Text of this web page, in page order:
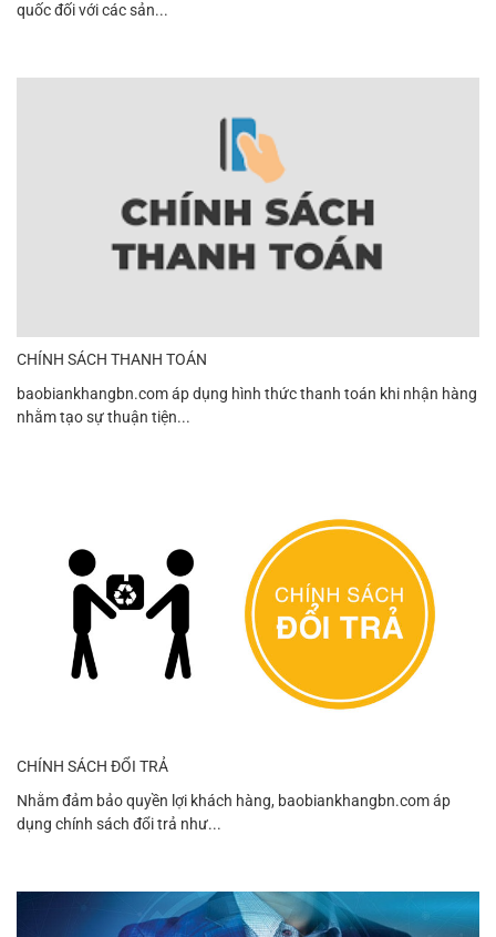
quốc đối với các sản...
CHÍNH SÁCH THANH TOÁN
baobiankhangbn.com áp dụng hình thức thanh toán khi nhận hàng
nhằm tạo sự thuận tiện...
CHÍNH SÁCH ĐỔI TRẢ
Nhằm đảm bảo quyền lợi khách hàng, baobiankhangbn.com áp
dụng chính sách đổi trả như...